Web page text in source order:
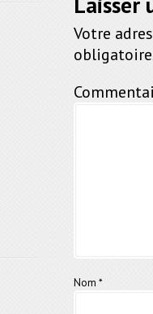
Votre
Nom *